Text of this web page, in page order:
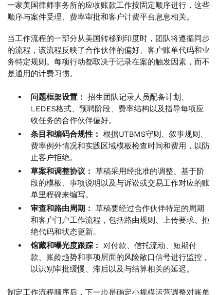
一家美国律师事务所的应收账款工作按固定顺序进行，这些
顺序与案件受理、费率审批和客户计费平台息息相关。
当工作流程的一部分从美国转移到印度时，团队将遵循同步
的流程，该流程反映了合作伙伴的偏好、客户账单代码和业
务特定规则。每项行动都取决于记录在案的触发因素，而不
是通用的计费习惯。
问题框架设置： 招生团队记录人员配备计划、
LEDES格式、预聘阶段、费率结构以及指导每项应
收任务的合作伙伴偏好。
条目和编码合规性： 根据UTBMS守则、叙事规则、
费率例外情况和实践区域模板检查时间和费用，以防
止客户拒绝。
草案和调整协议： 草稿采用经批准的调整、基于阶
段的模板、事项说明以及与诉讼或交易工作对应的账
单里程碑来编写。
审查和路由周期： 草稿要经过合作伙伴特定的周期
和客户门户工作流程，包括路由规则、上传要求、拒
绝代码和状态更新。
馆藏和曝光度跟踪： 对付款、信托流动、短期付
款、账龄趋势和事项层面的风险敞口信号进行监控，
以识别审批缓慢、滞后以及与结算相关的延迟。
制定工作流程顺序后，下一步是确定小规模运营调整对账单